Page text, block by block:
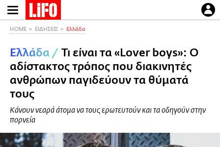
Παράκαμψη
προς
περιεχόμενο
HOME ΕΙΔΗΣΕΙΣ Ελλάδα
Ελλάδα / Τι είναι τα «Lover boys»: Ο
αδίστακτος τρόπος που διακινητές
ανθρώπων παγιδεύουν τα θύματά
τους
Κάνουν νεαρά άτομα να τους ερωτευτούν και τα οδηγούν στην
πορνεία